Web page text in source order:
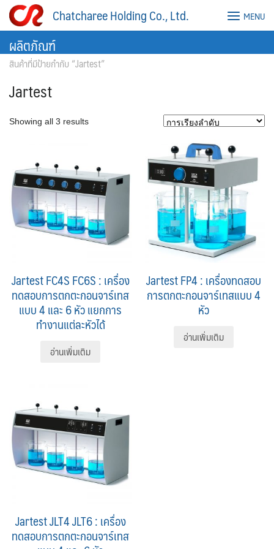
Skip
Chatcharee Holding Co., Ltd. MENU
ผลิตภัณฑ์
สินค้าที่มีป้ายกำกับ “Jartest”
Jartest
Showing all 3 results
Jartest FC4S FC6S : เครื่อง
ทดสอบการตกตะกอนจาร์เทส
แบบ 4 และ 6 หัว แยกการ
ทำงานแต่ละหัวได้
อ่านเพิ่มเติม
Jartest FP4 : เครื่องทดสอบ
การตกตะกอนจาร์เทสแบบ 4
หัว
อ่านเพิ่มเติม
Jartest JLT4 JLT6 : เครื่อง
ทดสอบการตกตะกอนจาร์เทส